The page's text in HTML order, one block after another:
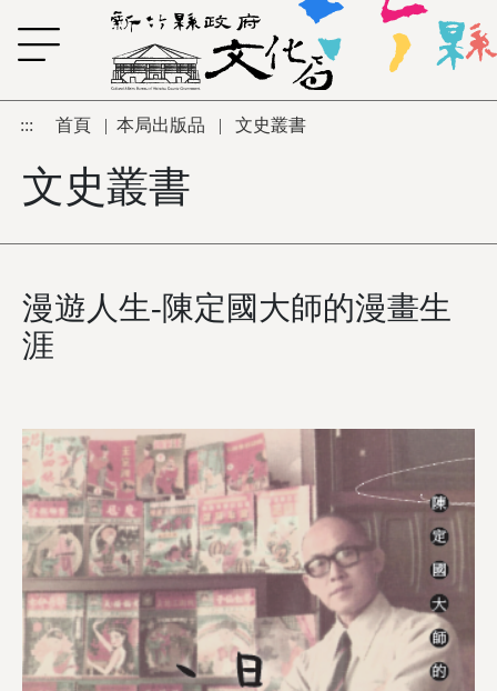
跳到主要內容區塊
::: 首頁 | 本局出版品 | 文史叢書
文史叢書
漫遊人生-陳定國大師的漫畫生
涯